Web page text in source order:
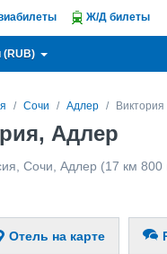
Ж/Д билеты
(RUB)
Сочи Адлер Виктория
Адлер
Сочи Адлер (17 км 800
Отель на карте